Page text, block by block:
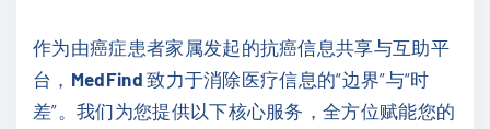
作为由癌症患者家属发起的抗癌信息共享与互助平
台， MedFind 致力于消除医疗信息的“边界”与“时
差”。我们为您提供以下核心服务，全方位赋能您的